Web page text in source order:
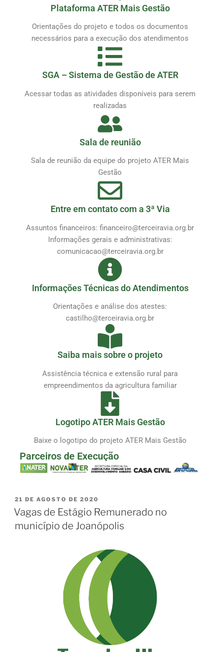
Plataforma ATER Mais Gestão
Orientações do projeto e todos os documentos
necessários para a execução dos atendimentos
SGA – Sistema de Gestão de ATER
Acessar todas as atividades disponíveis para serem
realizadas
Sala de reunião
Sala de reunião da equipe do projeto ATER Mais
Gestão
Entre em contato com a 3ª Via
Assuntos financeiros: financeiro@terceiravia.org.br
Informações gerais e administrativas:
comunicacao@terceiravia.org.br
Informações Técnicas do Atendimentos
Orientações e análise dos atestes:
castilho@terceiravia.org.br
Saiba mais sobre o projeto
Assistência técnica e extensão rural para
empreendimentos da agricultura familiar
Logotipo ATER Mais Gestão
Baixe o logotipo do projeto ATER Mais Gestão
Parceiros de Execução
21 DE AGOSTO DE 2020
Vagas de Estágio Remunerado no
município de Joanópolis